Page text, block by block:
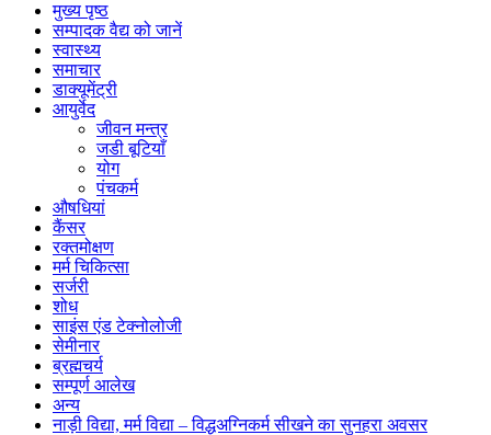
मुख्य पृष्ठ
सम्पादक वैद्य को जानें
स्वास्थ्य
समाचार
डाक्यूमेंट्री
आयुर्वेद
जीवन मन्त्र
जडी बूटियाँ
योग
पंचकर्म
औषधियां
कैंसर
रक्तमोक्षण
मर्म चिकित्सा
सर्जरी
शोध
साइंस एंड टेक्नोलोजी
सेमीनार
ब्रह्मचर्य
सम्पूर्ण आलेख
अन्य
नाड़ी विद्या, मर्म विद्या – विद्धअग्निकर्म सीखने का सुनहरा अवसर